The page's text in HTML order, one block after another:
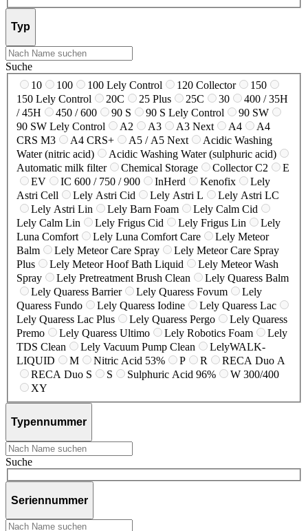
Typ
Suche
10
100 100 Lely Control 120 Collector
150
150 Lely Control
20C 25 Plus 25C 30
400 / 35H
/ 45H
450 / 600 90 S 90 S Lely Control
90 SW
90 SW Lely Control
A2 A3 A3 Next A4
A4
CRS M3
A4 CRS+ A5 / A5 Next
Acidic Washing
Water (nitric acid)
Acidic Washing Water (sulphuric acid)
Automatic milk filter
Chemical Storage Collector C2
E
EV
IC 600 / 750 / 900 InHerd Kenofix
Lely
Astri Cell
Lely Astri Cid Lely Astri L
Lely Astri LC
Lely Astri Lin
Lely Barn Foam
Lely Calm Cid
Lely Calm Lin
Lely Frigus Cid Lely Frigus Lin
Lely
Luna Comfort
Lely Luna Comfort Care
Lely Meteor
Balm
Lely Meteor Care Spray
Lely Meteor Care Spray
Plus
Lely Meteor Hoof Bath Liquid
Lely Meteor Wash
Spray
Lely Pretreatment Brush Clean
Lely Quaress Balm
Lely Quaress Barrier
Lely Quaress Fovum
Lely
Quaress Fundo
Lely Quaress Iodine
Lely Quaress Lac
Lely Quaress Lac Plus
Lely Quaress Pergo
Lely Quaress
Premo
Lely Quaress Ultimo Lely Robotics Foam
Lely
TDS Clean
Lely Vacuum Pump Clean
LelyWALK-
LIQUID
M Nitric Acid 53% P R
RECA Duo A
RECA Duo S
S Sulphuric Acid 96%
W 300/400
XY
Typennummer
Suche
Seriennummer